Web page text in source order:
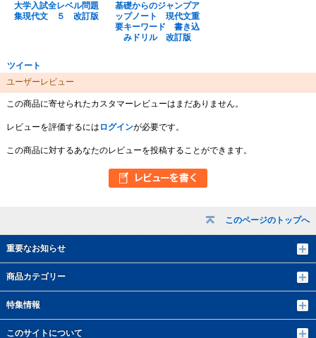
このページのトップへ
重要なお知らせ
商品カテゴリー
特集情報
このサイトについて
大学入試全レベル問題
集現代文 ５ 改訂版
基礎からのジャンプア
ップノート 現代文重
要キーワード 書き込
みドリル 改訂版
ツイート
ユーザーレビュー
この商品に寄せられたカスタマーレビューはまだありません。
レビューを評価するには ログインが必要です。
この商品に対するあなたのレビューを投稿することができます。